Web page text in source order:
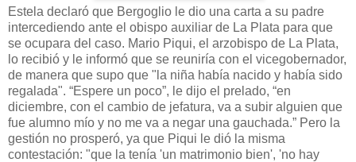
Estela declaró que Bergoglio le dio una carta a su padre
intercediendo ante el obispo auxiliar de La Plata para que
se ocupara del caso. Mario Piqui, el arzobispo de La Plata,
lo recibió y le informó que se reuniría con el vicegobernador,
de manera que supo que "la niña había nacido y había sido
regalada". “Espere un poco”, le dijo el prelado, “en
diciembre, con el cambio de jefatura, va a subir alguien que
fue alumno mío y no me va a negar una gauchada.” Pero la
gestión no prosperó, ya que Piqui le dió la misma
contestación: "que la tenía 'un matrimonio bien', 'no hay